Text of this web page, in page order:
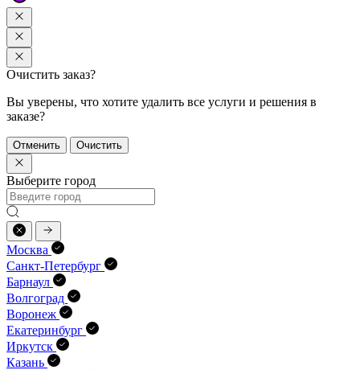
Очистить заказ?
Вы уверены, что хотите удалить все услуги и решения в
заказе?
Отменить Очистить
Выберите город
Москва
Санкт-Петербург
Барнаул
Волгоград
Воронеж
Екатеринбург
Иркутск
Казань